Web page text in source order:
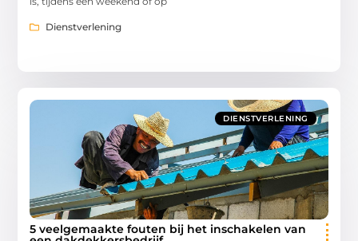
Dienstverlening
DIENSTVERLENING
5 veelgemaakte fouten bij het inschakelen van